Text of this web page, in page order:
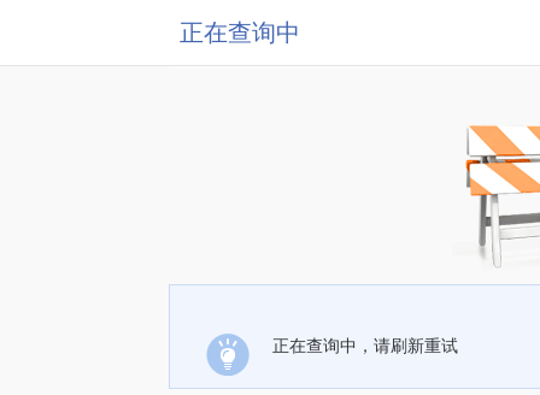
正在查询中
正在查询中，请刷新重试